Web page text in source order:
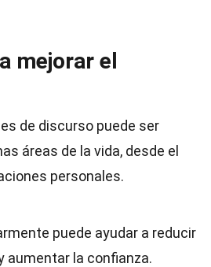
mejorar el
de discurso puede ser
áreas de la vida, desde el
personales.
puede ayudar a reducir
aumentar la confianza.